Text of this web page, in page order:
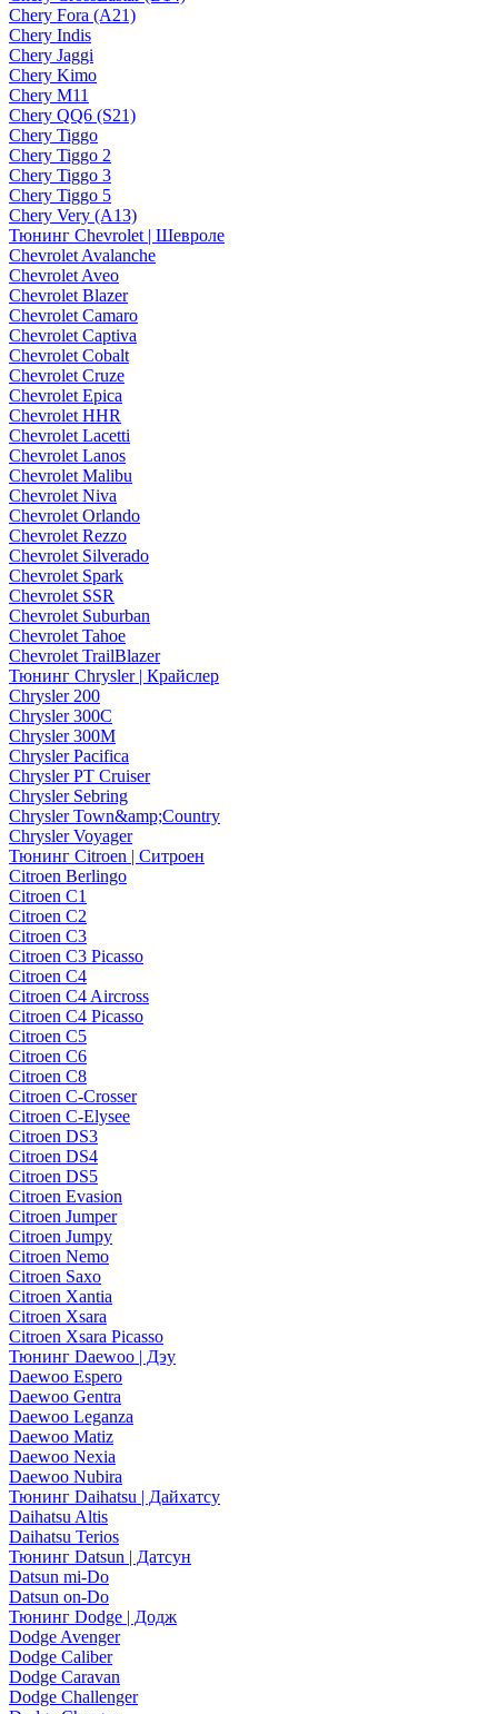
Chery Fora (A21)
Chery Indis
Chery Jaggi
Chery Kimo
Chery M11
Chery QQ6 (S21)
Chery Tiggo
Chery Tiggo 2
Chery Tiggo 3
Chery Tiggo 5
Chery Very (A13)
Тюнинг Chevrolet | Шевроле
Chevrolet Avalanche
Chevrolet Aveo
Chevrolet Blazer
Chevrolet Camaro
Chevrolet Captiva
Chevrolet Cobalt
Chevrolet Cruze
Chevrolet Epica
Chevrolet HHR
Chevrolet Lacetti
Chevrolet Lanos
Chevrolet Malibu
Chevrolet Niva
Chevrolet Orlando
Chevrolet Rezzo
Chevrolet Silverado
Chevrolet Spark
Chevrolet SSR
Chevrolet Suburban
Chevrolet Tahoe
Chevrolet TrailBlazer
Тюнинг Chrysler | Крайслер
Chrysler 200
Chrysler 300C
Chrysler 300M
Chrysler Pacifica
Chrysler PT Cruiser
Chrysler Sebring
Chrysler Town&amp;Country
Chrysler Voyager
Тюнинг Citroen | Ситроен
Citroen Berlingo
Citroen C1
Citroen C2
Citroen C3
Citroen C3 Picasso
Citroen C4
Citroen C4 Aircross
Citroen C4 Picasso
Citroen C5
Citroen C6
Citroen C8
Citroen C-Crosser
Citroen C-Elysee
Citroen DS3
Citroen DS4
Citroen DS5
Citroen Evasion
Citroen Jumper
Citroen Jumpy
Citroen Nemo
Citroen Saxo
Citroen Xantia
Citroen Xsara
Citroen Xsara Picasso
Тюнинг Daewoo | Дэу
Daewoo Espero
Daewoo Gentra
Daewoo Leganza
Daewoo Matiz
Daewoo Nexia
Daewoo Nubira
Тюнинг Daihatsu | Дайхатсу
Daihatsu Altis
Daihatsu Terios
Тюнинг Datsun | Датсун
Datsun mi-Do
Datsun on-Do
Тюнинг Dodge | Додж
Dodge Avenger
Dodge Caliber
Dodge Caravan
Dodge Challenger